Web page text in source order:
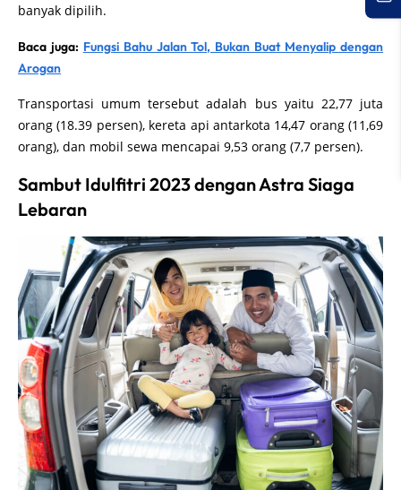
banyak dipilih.
Baca juga: Fungsi Bahu Jalan Tol, Bukan Buat Menyalip dengan
Arogan
Transportasi umum tersebut adalah bus yaitu 22,77 juta
orang (18.39 persen), kereta api antarkota 14,47 orang (11,69
orang), dan mobil sewa mencapai 9,53 orang (7,7 persen).
Sambut Idulfitri 2023 dengan Astra Siaga
Lebaran